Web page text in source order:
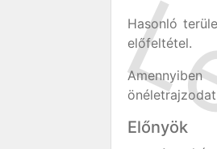
Hasonló
előfeltétel.
Előnyök